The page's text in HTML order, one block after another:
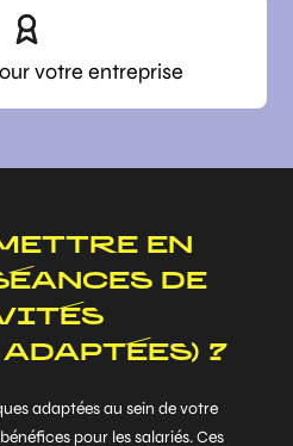
votre entreprise
EN
DE
?
adaptées au sein de votre
pour les salariés. Ces